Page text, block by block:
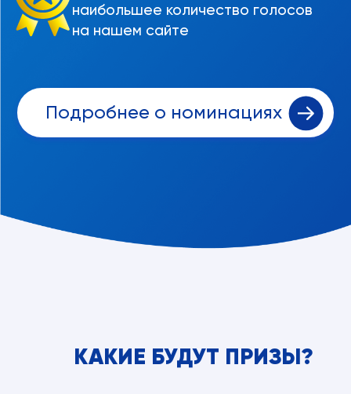
наибольшее количество голосов
на нашем сайте
Подробнее о номинациях
КАКИЕ БУДУТ ПРИЗЫ?